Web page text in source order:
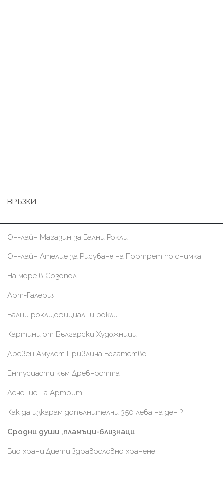
ВРЪЗКИ
Он-лайн Магазин за Бални Рокли
Он-лайн Ателие за Рисуване на Портрет по снимка
На море в Созопол
Арт-Галерия
Бални рокли,официални рокли
Картини от Български Художници
Древен Амулет Привлича Богатство
Ентусиасти към Древността
Лечение на Артрит
Как да изкарам допълнителни 350 лева на ден ?
Сродни души ,пламъци-близнаци
Био храни,Диети,Здравословно хранене